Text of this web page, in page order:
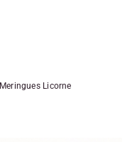
Meringues Licorne